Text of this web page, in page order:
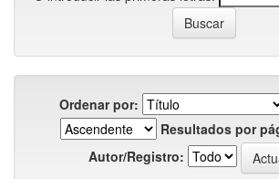
Ordenar por:
Resultados por
Autor/Registro: